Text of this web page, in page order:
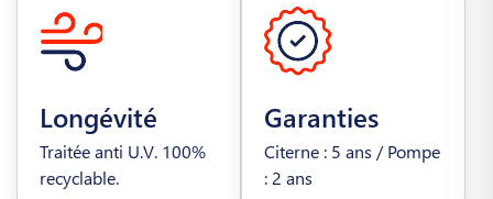
Longévité
Traitée anti U.V. 100%
recyclable.
Garanties
Citerne : 5 ans / Pompe
: 2 ans